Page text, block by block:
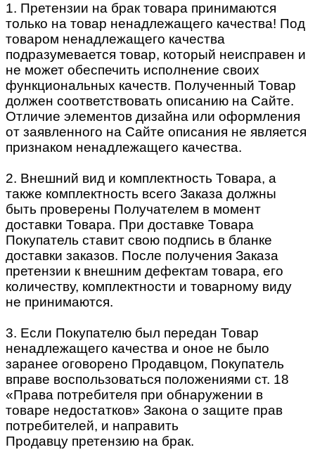
1. Претензии на брак товара принимаются
только на товар ненадлежащего качества! Под
товаром ненадлежащего качества
подразумевается товар, который неисправен и
не может обеспечить исполнение своих
функциональных качеств. Полученный Товар
должен соответствовать описанию на Сайте.
Отличие элементов дизайна или оформления
от заявленного на Сайте описания не является
признаком ненадлежащего качества.
2. Внешний вид и комплектность Товара, а
также комплектность всего Заказа должны
быть проверены Получателем в момент
доставки Товара. При доставке Товара
Покупатель ставит свою подпись в бланке
доставки заказов. После получения Заказа
претензии к внешним дефектам товара, его
количеству, комплектности и товарному виду
не принимаются.
3. Если Покупателю был передан Товар
ненадлежащего качества и оное не было
заранее оговорено Продавцом, Покупатель
вправе воспользоваться положениями ст. 18
«Права потребителя при обнаружении в
товаре недостатков» Закона о защите прав
потребителей, и направить
Продавцу претензию на брак.